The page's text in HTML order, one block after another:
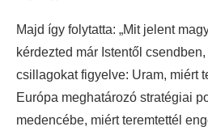
Majd így folytatta: „Mit jelent
kérdezted már Istentől
csillagokat figyelve: Uram, miért
Európa meghatározó stratégiai
medencébe, miért teremtettél